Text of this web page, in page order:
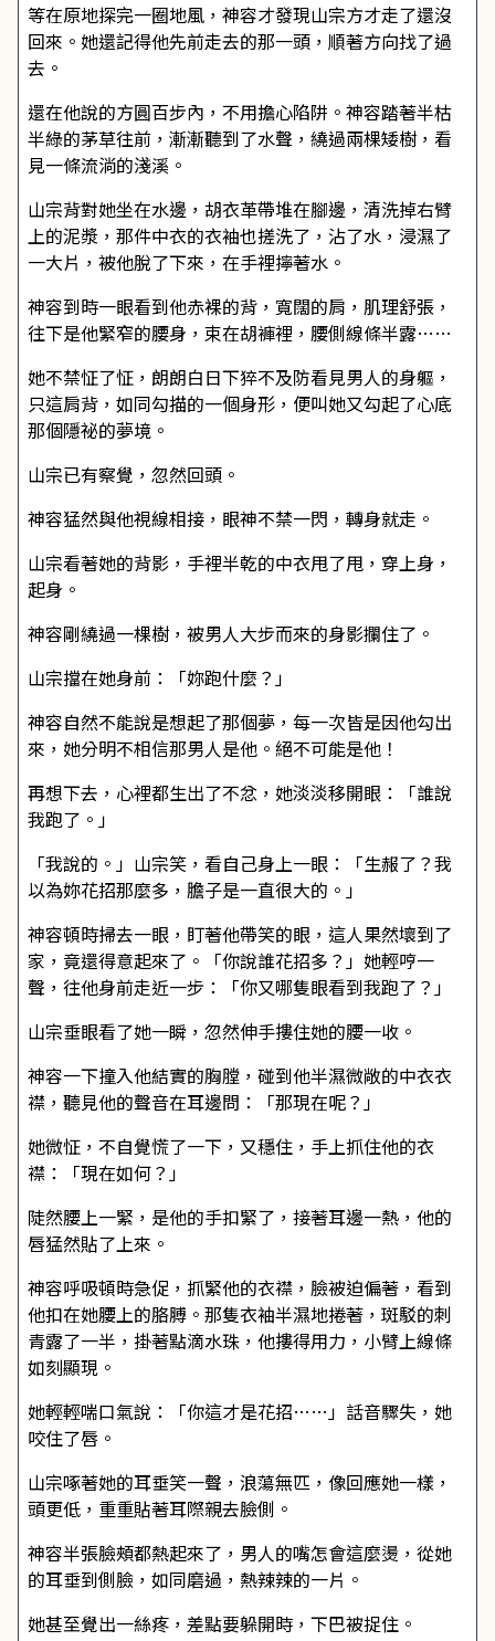
等在原地探完一圈地風，神容才發現山宗方才走了還沒
回來。她還記得他先前走去的那一頭，順著方向找了過
去。
還在他說的方圓百步內，不用擔心陷阱。神容踏著半枯
半綠的茅草往前，漸漸聽到了水聲，繞過兩棵矮樹，看
見一條流淌的淺溪。
山宗背對她坐在水邊，胡衣革帶堆在腳邊，清洗掉右臂
上的泥漿，那件中衣的衣袖也搓洗了，沾了水，浸濕了
一大片，被他脫了下來，在手裡擰著水。
神容到時一眼看到他赤裸的背，寬闊的肩，肌理舒張，
往下是他緊窄的腰身，束在胡褲裡，腰側線條半露……
她不禁怔了怔，朗朗白日下猝不及防看見男人的身軀，
只這肩背，如同勾描的一個身形，便叫她又勾起了心底
那個隱祕的夢境。
山宗已有察覺，忽然回頭。
神容猛然與他視線相接，眼神不禁一閃，轉身就走。
山宗看著她的背影，手裡半乾的中衣甩了甩，穿上身，
起身。
神容剛繞過一棵樹，被男人大步而來的身影攔住了。
山宗擋在她身前：「妳跑什麼？」
神容自然不能說是想起了那個夢，每一次皆是因他勾出
來，她分明不相信那男人是他。絕不可能是他！
再想下去，心裡都生出了不忿，她淡淡移開眼：「誰說
我跑了。」
「我說的。」山宗笑，看自己身上一眼：「生赧了？我
以為妳花招那麼多，膽子是一直很大的。」
神容頓時掃去一眼，盯著他帶笑的眼，這人果然壞到了
家，竟還得意起來了。「你說誰花招多？」她輕哼一
聲，往他身前走近一步：「你又哪隻眼看到我跑了？」
山宗垂眼看了她一瞬，忽然伸手摟住她的腰一收。
神容一下撞入他結實的胸膛，碰到他半濕微敞的中衣衣
襟，聽見他的聲音在耳邊問：「那現在呢？」
她微怔，不自覺慌了一下，又穩住，手上抓住他的衣
襟：「現在如何？」
陡然腰上一緊，是他的手扣緊了，接著耳邊一熱，他的
唇猛然貼了上來。
神容呼吸頓時急促，抓緊他的衣襟，臉被迫偏著，看到
他扣在她腰上的胳膊。那隻衣袖半濕地捲著，斑駁的刺
青露了一半，掛著點滴水珠，他摟得用力，小臂上線條
如刻顯現。
她輕輕喘口氣說：「你這才是花招……」話音驟失，她
咬住了唇。
山宗啄著她的耳垂笑一聲，浪蕩無匹，像回應她一樣，
頭更低，重重貼著耳際親去臉側。
神容半張臉頰都熱起來了，男人的嘴怎會這麼燙，從她
的耳垂到側臉，如同磨過，熱辣辣的一片。
她甚至覺出一絲疼，差點要躲開時，下巴被捉住。